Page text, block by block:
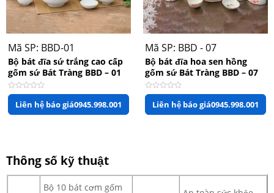
Mã SP: BBD-01
Bộ bát đĩa sứ trắng cao cấp
gốm sứ Bát Tràng BBD – 01
Được
xếp
hạng
Liên hệ báo giá0945.998.001
Mã SP: BBD - 07
Bộ bát đĩa hoa sen hồng
gốm sứ Bát Tràng BBD – 07
Được
xếp
hạng
Liên hệ báo giá0945.998.001
Thông số kỹ thuật
Bộ 10 bát cơm gốm